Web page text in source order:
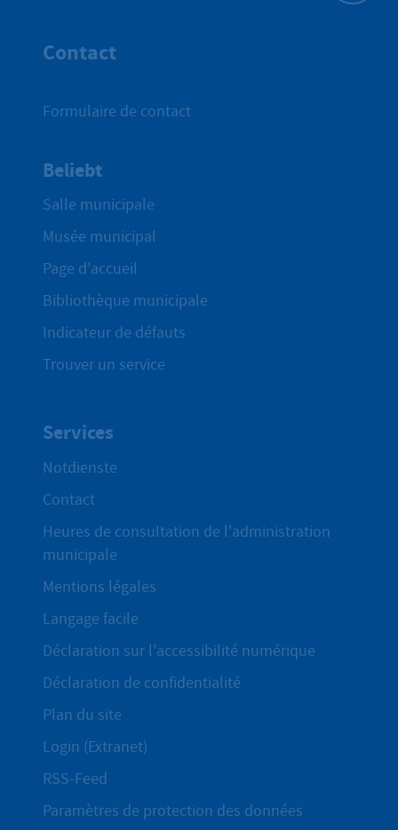
Contact
Formulaire de contact
Beliebt
Salle municipale
Musée municipal
Page d'accueil
Bibliothèque municipale
Indicateur de défauts
Trouver un service
Services
Notdienste
Contact
Heures de consultation de l'administration
municipale
Mentions légales
Langage facile
Déclaration sur l'accessibilité numérique
Déclaration de confidentialité
Plan du site
Login (Extranet)
RSS-Feed
Paramètres de protection des données